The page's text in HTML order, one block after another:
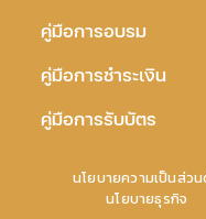
คู่มือการอบรม
คู่มือการชำระเงิน
คู่มือการรับบัตร
นโยบายความเป็นส่ว
นโยบายธุรกิจ